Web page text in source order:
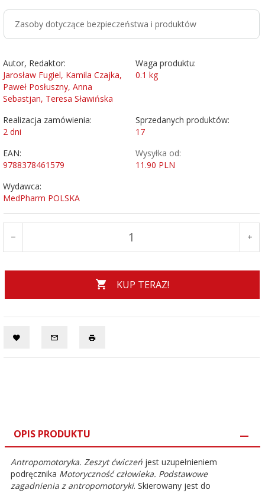
Zasoby dotyczące bezpieczeństwa i produktów
Autor, Redaktor:
Jarosław Fugiel, Kamila Czajka,
Paweł Posłuszny, Anna
Sebastjan, Teresa Sławińska
Waga produktu:
0.1 kg
Realizacja zamówienia:
2 dni
Sprzedanych produktów:
17
EAN:
9788378461579
Wysyłka od:
11.90 PLN
Wydawca:
MedPharm POLSKA
KUP TERAZ!
OPIS PRODUKTU
Antropomotoryka. Zeszyt ćwiczeń jest uzupełnieniem
podręcznika Motoryczność człowieka. Podstawowe
zagadnienia z antropomotoryki. Skierowany jest do